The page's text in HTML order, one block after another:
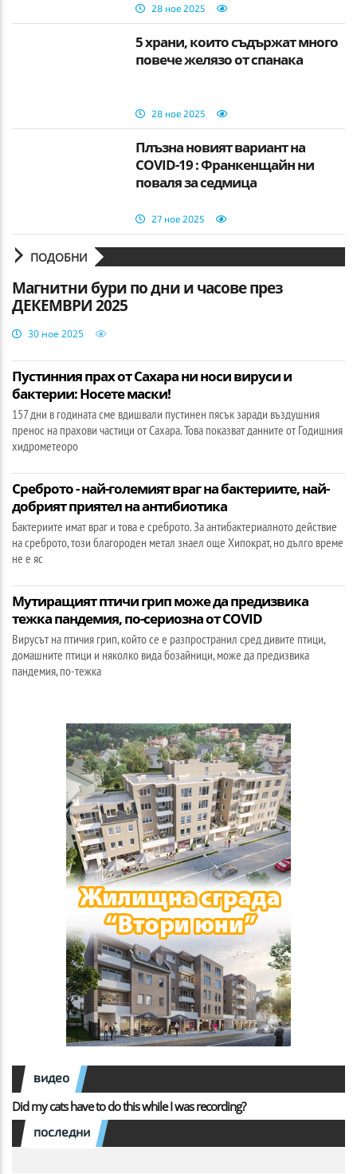
28 ное 2025
5 храни, които съдържат много
повече желязо от спанака
28 ное 2025
Плъзна новият вариант на
COVID-19 : Франкенщайн ни
поваля за седмица
27 ное 2025
ПОДОБНИ
Магнитни бури по дни и часове през
ДЕКЕМВРИ 2025
30 ное 2025
Пустинния прах от Сахара ни носи вируси и
бактерии: Носете маски!
157 дни в годината сме вдишвали пустинен пясък заради въздушния
пренос на прахови частици от Сахара. Това показват данните от Годишния
хидрометеоро
Среброто - най-големият враг на бактериите, най-
добрият приятел на антибиотика
Бактериите имат враг и това е среброто. За антибактериалното действие
на среброто, този благороден метал знаел още Хипократ, но дълго време
не е яс
Мутиращият птичи грип може да предизвика
тежка пандемия, по-сериозна от COVID
Вирусът на птичия грип, който се е разпространил сред дивите птици,
домашните птици и няколко вида бозайници, може да предизвика
пандемия, по-тежка
видео
Did my cats have to do this while I was recording?
последни